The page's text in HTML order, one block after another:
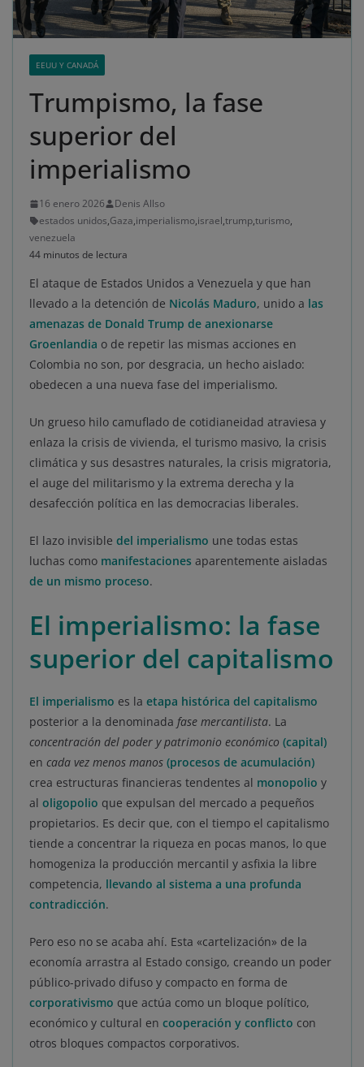
EEUU Y CANADÁ
Trumpismo, la fase
superior del
imperialismo
16 enero 2026
Denis Allso
estados unidos,Gaza,imperialismo,israel,trump,turismo,
venezuela
44 minutos de lectura
El ataque de Estados Unidos a Venezuela y que han
llevado a la detención de Nicolás Maduro, unido a las
amenazas de Donald Trump de anexionarse
Groenlandia o de repetir las mismas acciones en
Colombia no son, por desgracia, un hecho aislado:
obedecen a una nueva fase del imperialismo.
Un grueso hilo camuflado de cotidianeidad atraviesa y
enlaza la crisis de vivienda, el turismo masivo, la crisis
climática y sus desastres naturales, la crisis migratoria,
el auge del militarismo y la extrema derecha y la
desafección política en las democracias liberales.
El lazo invisible del imperialismo une todas estas
luchas como manifestaciones aparentemente aisladas
de un mismo proceso.
El imperialismo: la fase
superior del capitalismo
El imperialismo es la etapa histórica del capitalismo
posterior a la denominada fase mercantilista. La
concentración del poder y patrimonio económico (capital)
en cada vez menos manos (procesos de acumulación)
crea estructuras financieras tendentes al monopolio y
al oligopolio que expulsan del mercado a pequeños
propietarios. Es decir que, con el tiempo el capitalismo
tiende a concentrar la riqueza en pocas manos, lo que
homogeniza la producción mercantil y asfixia la libre
competencia, llevando al sistema a una profunda
contradicción.
Pero eso no se acaba ahí. Esta «cartelización» de la
economía arrastra al Estado consigo, creando un poder
público-privado difuso y compacto en forma de
corporativismo que actúa como un bloque político,
económico y cultural en cooperación y conflicto con
otros bloques compactos corporativos.